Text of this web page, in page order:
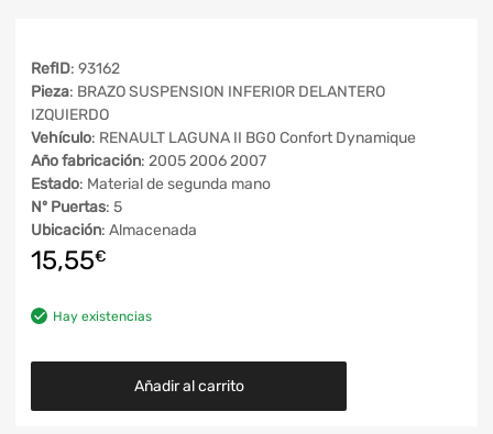
RefID: 93162
Pieza: BRAZO SUSPENSION INFERIOR DELANTERO
IZQUIERDO
Vehículo: RENAULT LAGUNA II BG0 Confort Dynamique
Año fabricación: 2005 2006 2007
Estado: Material de segunda mano
Nº Puertas: 5
Ubicación: Almacenada
15,55€
Hay existencias
Añadir al carrito